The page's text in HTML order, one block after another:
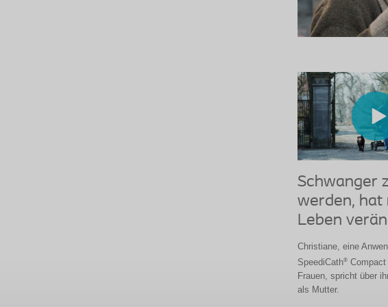
Schwanger
werden, hat
Leben
Christiane, eine
SpeediCath®
Frauen, spricht über
als Mutter.